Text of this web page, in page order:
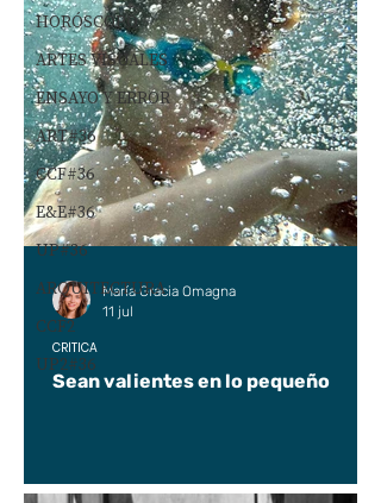
HORÓSCOPO
ARTES VISUALES
ENSAYO Y ERROR
ART#36
CCF#36
E&E#36
UP#36
ARQUITECTURA
CCF2
UP2#36
Sean valientes en lo pequeño
CRÍTICA
María Gracia Omagna
11 jul